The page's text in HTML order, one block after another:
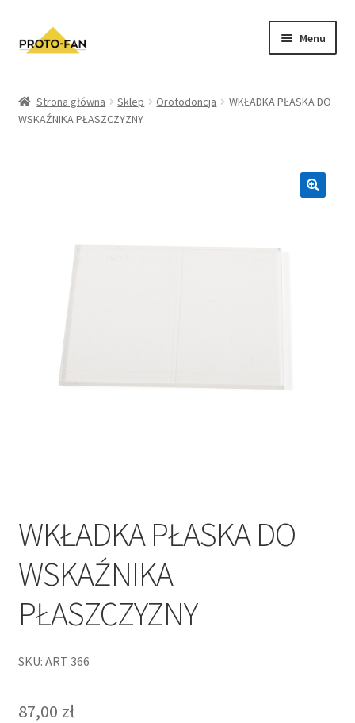
Menu
Kursy Stomatologiczne
Zwroty i Reklamacje
Regulamin sklepu
Polityka prywatności
Strona główna Sklep Orotodoncja
WKŁADKA PŁASKA DO
WSKAŹNIKA PŁASZCZYZNY
WKŁADKA PŁASKA DO
WSKAŹNIKA
PŁASZCZYZNY
SKU: ART 366
87,00 zł